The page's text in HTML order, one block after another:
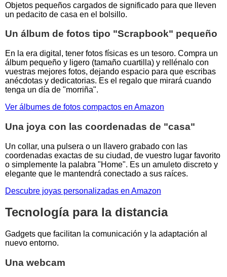
Objetos pequeños cargados de significado para que lleven
un pedacito de casa en el bolsillo.
Un álbum de fotos tipo "Scrapbook" pequeño
En la era digital, tener fotos físicas es un tesoro. Compra un
álbum pequeño y ligero (tamaño cuartilla) y rellénalo con
vuestras mejores fotos, dejando espacio para que escribas
anécdotas y dedicatorias. Es el regalo que mirará cuando
tenga un día de "morriña".
Ver álbumes de fotos compactos en Amazon
Una joya con las coordenadas de "casa"
Un collar, una pulsera o un llavero grabado con las
coordenadas exactas de su ciudad, de vuestro lugar favorito
o simplemente la palabra "Home". Es un amuleto discreto y
elegante que le mantendrá conectado a sus raíces.
Descubre joyas personalizadas en Amazon
Tecnología para la distancia
Gadgets que facilitan la comunicación y la adaptación al
nuevo entorno.
Una webcam